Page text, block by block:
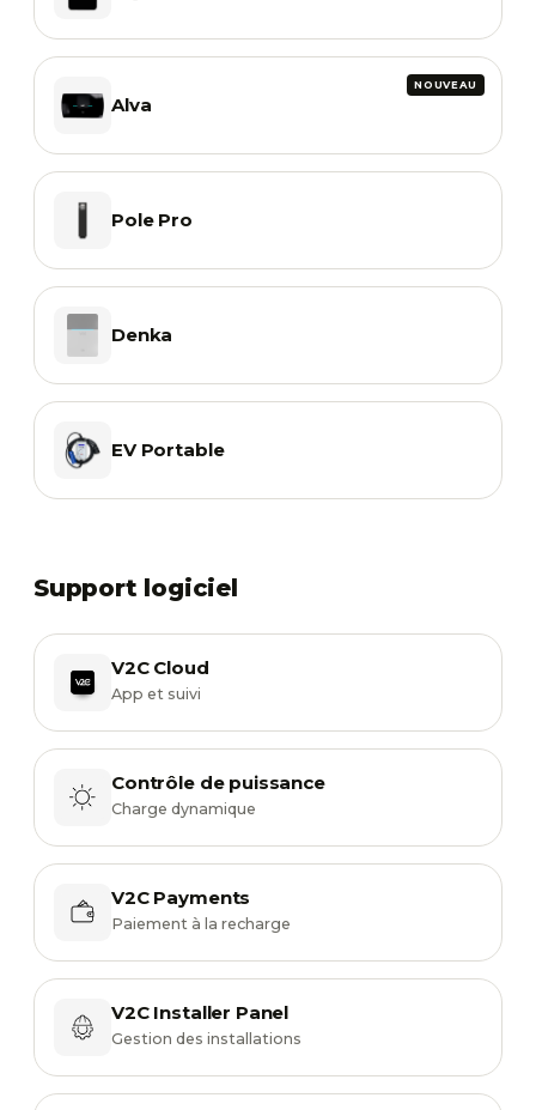
Alva
Pole Pro
Denka
EV Portable
Support logiciel
V2C Cloud
App et suivi
Contrôle de puissance
Charge dynamique
V2C Payments
Paiement à la recharge
V2C Installer Panel
Gestion des installations